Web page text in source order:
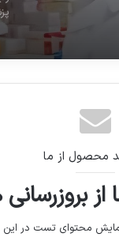
محصول از ما
محتوای تست در